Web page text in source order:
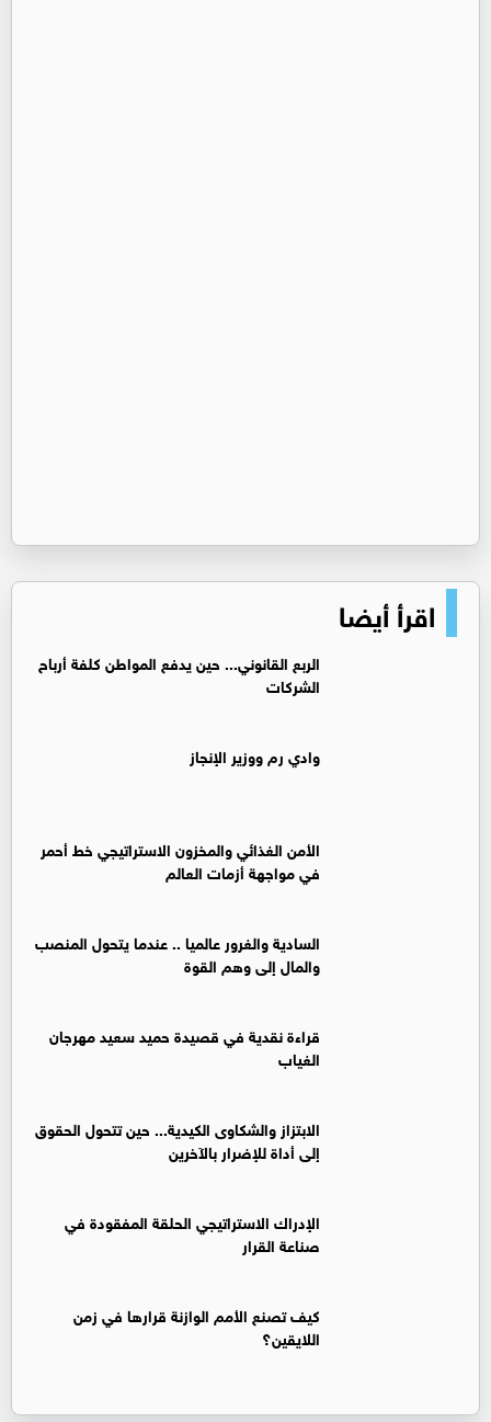
اقرأ أيضا
الربع القانوني... حين يدفع المواطن كلفة أرباح
الشركات
وادي رم ووزير الإنجاز
الأمن الغذائي والمخزون الاستراتيجي خط أحمر
في مواجهة أزمات العالم
السادية والغرور عالميا .. عندما يتحول المنصب
والمال إلى وهم القوة
قراءة نقدية في قصيدة حميد سعيد مهرجان
الغياب
الابتزاز والشكاوى الكيدية... حين تتحول الحقوق
إلى أداة للإضرار بالآخرين
الإدراك الاستراتيجي الحلقة المفقودة في
صناعة القرار
كيف تصنع الأمم الوازنة قرارها في زمن
اللايقين؟